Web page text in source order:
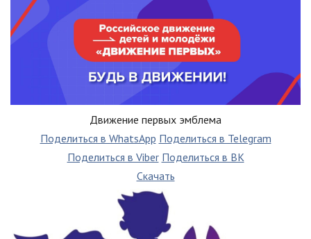
Движение первых эмблема
Поделиться в WhatsApp Поделиться в Telegram
Поделиться в Viber Поделиться в ВК
Скачать